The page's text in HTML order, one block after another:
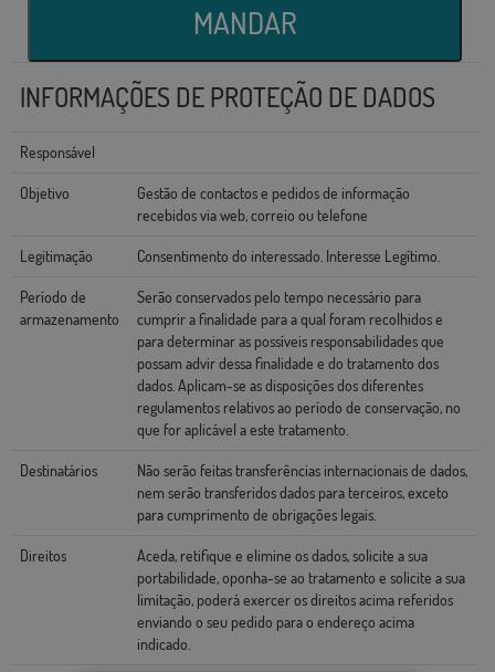
MANDAR
INFORMAÇÕES DE PROTEÇÃO DE DADOS
Responsável
Objetivo
Gestão de contactos e pedidos de informação
recebidos via web, correio ou telefone
Legitimação Consentimento do interessado. Interesse Legítimo.
Período de
armazenamento
Serão conservados pelo tempo necessário para
cumprir a finalidade para a qual foram recolhidos e
para determinar as possíveis responsabilidades que
possam advir dessa finalidade e do tratamento dos
dados. Aplicam-se as disposições dos diferentes
regulamentos relativos ao período de conservação, no
que for aplicável a este tratamento.
Destinatários
Não serão feitas transferências internacionais de dados,
nem serão transferidos dados para terceiros, exceto
para cumprimento de obrigações legais.
Direitos
Aceda, retifique e elimine os dados, solicite a sua
portabilidade, oponha-se ao tratamento e solicite a sua
limitação, poderá exercer os direitos acima referidos
enviando o seu pedido para o endereço acima
indicado.